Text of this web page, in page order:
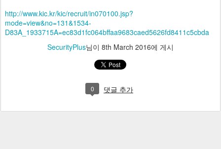
http://www.kic.kr/kic/recruit/in070100.jsp?
mode=view&no=131&1534-
D83A_1933715A=ec83d1fc064bffaa9683caed5626fd8411c5cbda
SecurityPlus님이 8th March 2016에 게시
0 댓글 추가